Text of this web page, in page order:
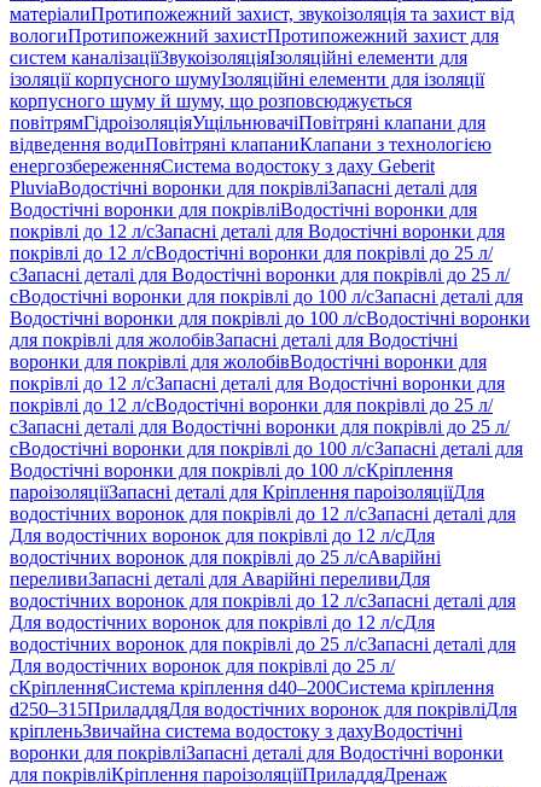
матеріалиПротипожежний захист, звукоізоляція та захист від
вологиПротипожежний захистПротипожежний захист для
систем каналізаціїЗвукоізоляціяІзоляційні елементи для
ізоляції корпусного шумуІзоляційні елементи для ізоляції
корпусного шуму й шуму, що розповсюджується
повітрямГідроізоляціяУщільнювачіПовітряні клапани для
відведення водиПовітряні клапаниКлапани з технологією
енергозбереженняСистема водостоку з даху Geberit
PluviaВодостічні воронки для покрівліЗапасні деталі для
Водостічні воронки для покрівліВодостічні воронки для
покрівлі до 12 л/сЗапасні деталі для Водостічні воронки для
покрівлі до 12 л/сВодостічні воронки для покрівлі до 25 л/
сЗапасні деталі для Водостічні воронки для покрівлі до 25 л/
сВодостічні воронки для покрівлі до 100 л/сЗапасні деталі для
Водостічні воронки для покрівлі до 100 л/сВодостічні воронки
для покрівлі для жолобівЗапасні деталі для Водостічні
воронки для покрівлі для жолобівВодостічні воронки для
покрівлі до 12 л/сЗапасні деталі для Водостічні воронки для
покрівлі до 12 л/сВодостічні воронки для покрівлі до 25 л/
сЗапасні деталі для Водостічні воронки для покрівлі до 25 л/
сВодостічні воронки для покрівлі до 100 л/сЗапасні деталі для
Водостічні воронки для покрівлі до 100 л/сКріплення
пароізоляціїЗапасні деталі для Кріплення пароізоляціїДля
водостічних воронок для покрівлі до 12 л/сЗапасні деталі для
Для водостічних воронок для покрівлі до 12 л/сДля
водостічних воронок для покрівлі до 25 л/сАварійні
переливиЗапасні деталі для Аварійні переливиДля
водостічних воронок для покрівлі до 12 л/сЗапасні деталі для
Для водостічних воронок для покрівлі до 12 л/сДля
водостічних воронок для покрівлі до 25 л/сЗапасні деталі для
Для водостічних воронок для покрівлі до 25 л/
сКріпленняСистема кріплення d40–200Система кріплення
d250–315ПриладдяДля водостічних воронок для покрівліДля
кріпленьЗвичайна система водостоку з дахуВодостічні
воронки для покрівліЗапасні деталі для Водостічні воронки
для покрівліКріплення пароізоляціїПриладдяДренаж